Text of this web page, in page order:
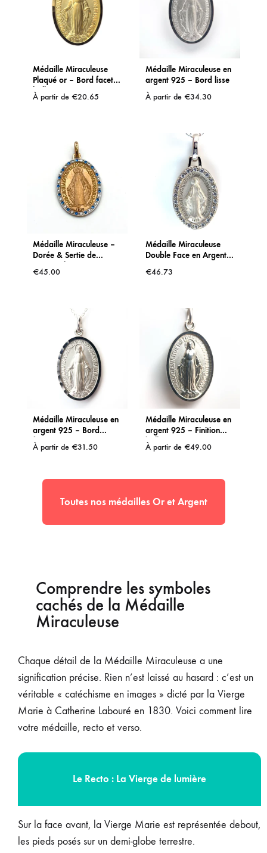
Médaille Miraculeuse
Plaqué or – Bord faceté
brillant
À partir de €20.65
Médaille Miraculeuse en
argent 925 – Bord lisse
À partir de €34.30
Médaille Miraculeuse –
Dorée & Sertie de
Blanches
€45.00
Médaille Miraculeuse
Double Face en Argent
Symboles
€46.73
Médaille Miraculeuse en
argent 925 – Bord
facetté
À partir de €31.50
Médaille Miraculeuse en
argent 925 – Finition
brillante
À partir de €49.00
Toutes nos médailles Or et Argent
Comprendre les symboles
cachés de la Médaille
Miraculeuse
Chaque détail de la Médaille Miraculeuse a une
signification précise. Rien n’est laissé au hasard : c’est un
véritable « catéchisme en images » dicté par la Vierge
Marie à Catherine Labouré en 1830. Voici comment lire
votre médaille, recto et verso.
Le Recto : La Vierge de lumière
Sur la face avant, la Vierge Marie est représentée debout,
les pieds posés sur un demi-globe terrestre.